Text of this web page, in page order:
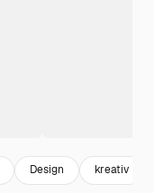
Design kreativ